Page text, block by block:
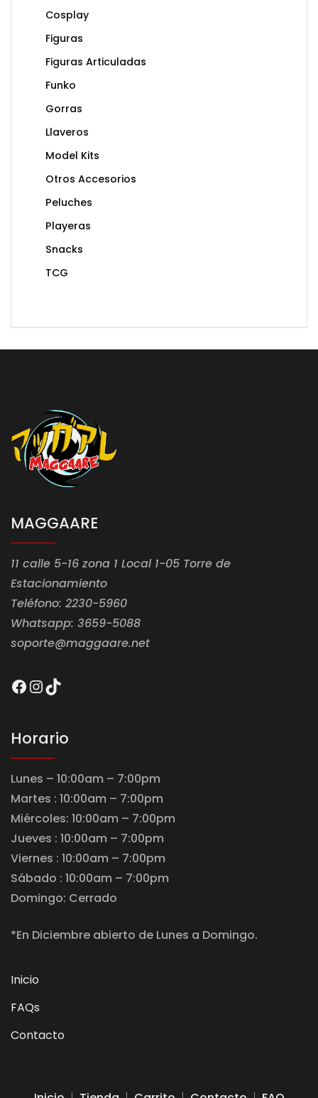
Cosplay
Figuras
Figuras Articuladas
Funko
Gorras
Llaveros
Model Kits
Otros Accesorios
Peluches
Playeras
Snacks
TCG
MAGGAARE
11 calle 5-16 zona 1 Local 1-05 Torre de
Estacionamiento
Teléfono: 2230-5960
Whatsapp: 3659-5088
soporte@maggaare.net
Facebook
Instagram
TikTok
Horario
Lunes – 10:00am – 7:00pm
Martes : 10:00am – 7:00pm
Miércoles: 10:00am – 7:00pm
Jueves : 10:00am – 7:00pm
Viernes : 10:00am – 7:00pm
Sábado : 10:00am – 7:00pm
Domingo: Cerrado
*En Diciembre abierto de Lunes a Domingo.
Inicio
FAQs
Contacto